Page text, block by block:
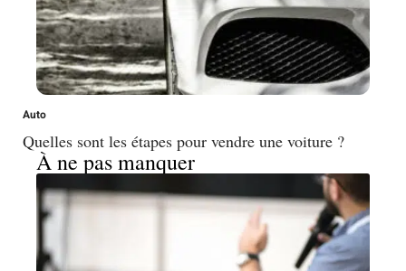
Auto
Quelles sont les étapes pour vendre une voiture ?
À ne pas manquer